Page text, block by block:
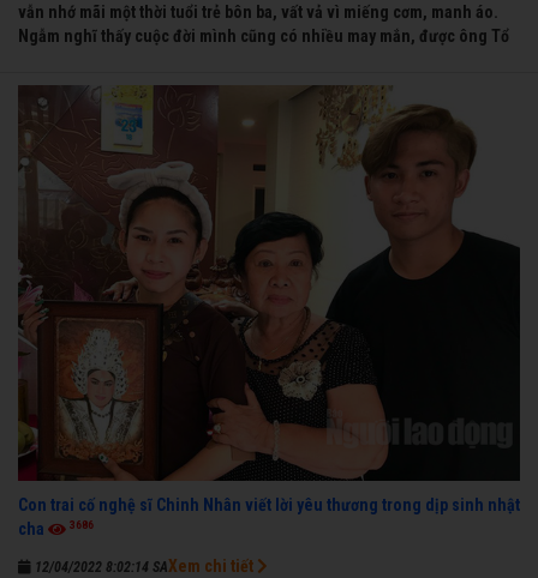
vẫn nhớ mãi một thời tuổi trẻ bôn ba, vất vả vì miếng cơm, manh áo.
Ngẫm nghĩ thấy cuộc đời mình cũng có nhiều may mắn, được ông Tổ
trong dòng đời xuôi ngược nhận được những cơ may để từng bước
thành danh với nghiệp ca diễn”.
Con trai cố nghệ sĩ Chinh Nhân viết lời yêu thương trong dịp sinh nhật
cha
3686
12/04/2022 8:02:14 SAXem chi tiết